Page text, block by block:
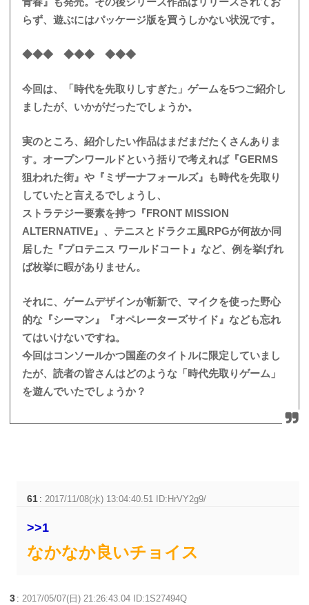
らず、遊ぶにはパッケージ版を買うしかない状況です。
◆◆◆ ◆◆◆ ◆◆◆
今回は、「時代を先取りしすぎた」ゲームを5つご紹介し
ましたが、いかがだったでしょうか。
実のところ、紹介したい作品はまだまだたくさんありま
す。オープンワールドという括りで考えれば『GERMS
狙われた街』や『ミザーナフォールズ』も時代を先取り
していたと言えるでしょうし、
ストラテジー要素を持つ『FRONT MISSION
ALTERNATIVE』、テニスとドラクエ風RPGが何故か同
居した『プロテニス ワールドコート』など、例を挙げれ
ば枚挙に暇がありません。
それに、ゲームデザインが斬新で、マイクを使った野心
的な『シーマン』『オペレーターズサイド』なども忘れ
てはいけないですね。
今回はコンソールかつ国産のタイトルに限定していまし
たが、読者の皆さんはどのような「時代先取りゲーム」
を遊んでいたでしょうか？
61 :2017/11/08(水) 13:04:40.51 ID:HrVY2g9/
>>1
なかなか良いチョイス
3 :2017/05/07(日) 21:26:43.04 ID:1S27494Q